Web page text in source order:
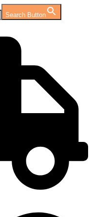
Search Button